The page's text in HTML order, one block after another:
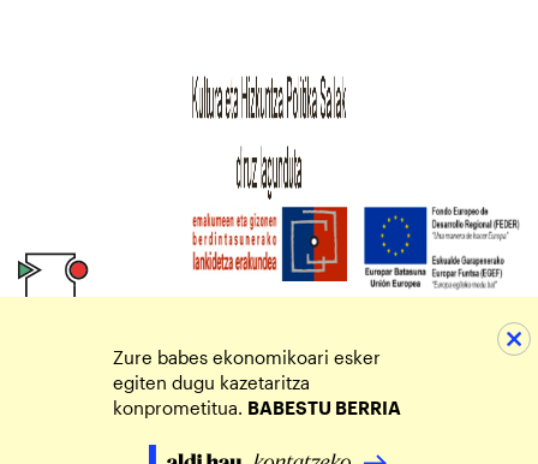
Zure babes ekonomikoari esker
egiten dugu kazetaritza
konprometitua. BABESTU BERRIA